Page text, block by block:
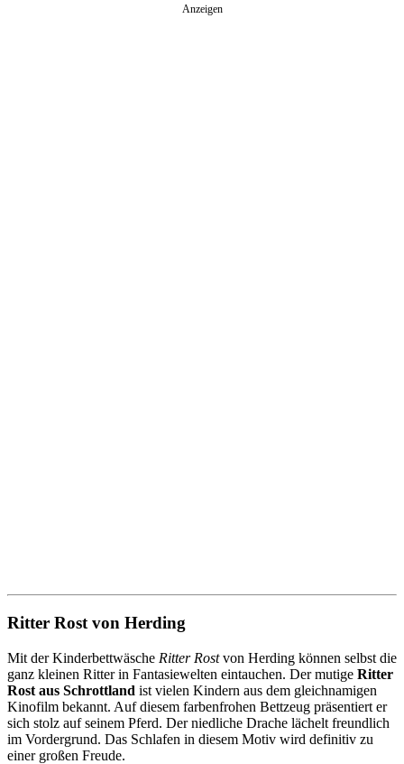
Anzeigen
Ritter Rost von Herding
Mit der Kinderbettwäsche Ritter Rostvon Herding können selbst die
ganz kleinen Ritter in Fantasiewelten eintauchen. Der mutige Ritter
Rost aus Schrottland ist vielen Kindern aus dem gleichnamigen
Kinofilm bekannt. Auf diesem farbenfrohen Bettzeug präsentiert er
sich stolz auf seinem Pferd. Der niedliche Drache lächelt freundlich
im Vordergrund. Das Schlafen in diesem Motiv wird definitiv zu
einer großen Freude.